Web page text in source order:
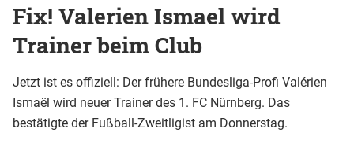
Fix! Valerien Ismael wird
Trainer beim Club
Jetzt ist es offiziell: Der frühere Bundesliga-Profi Valérien
Ismaël wird neuer Trainer des 1. FC Nürnberg. Das
bestätigte der Fußball-Zweitligist am Donnerstag.